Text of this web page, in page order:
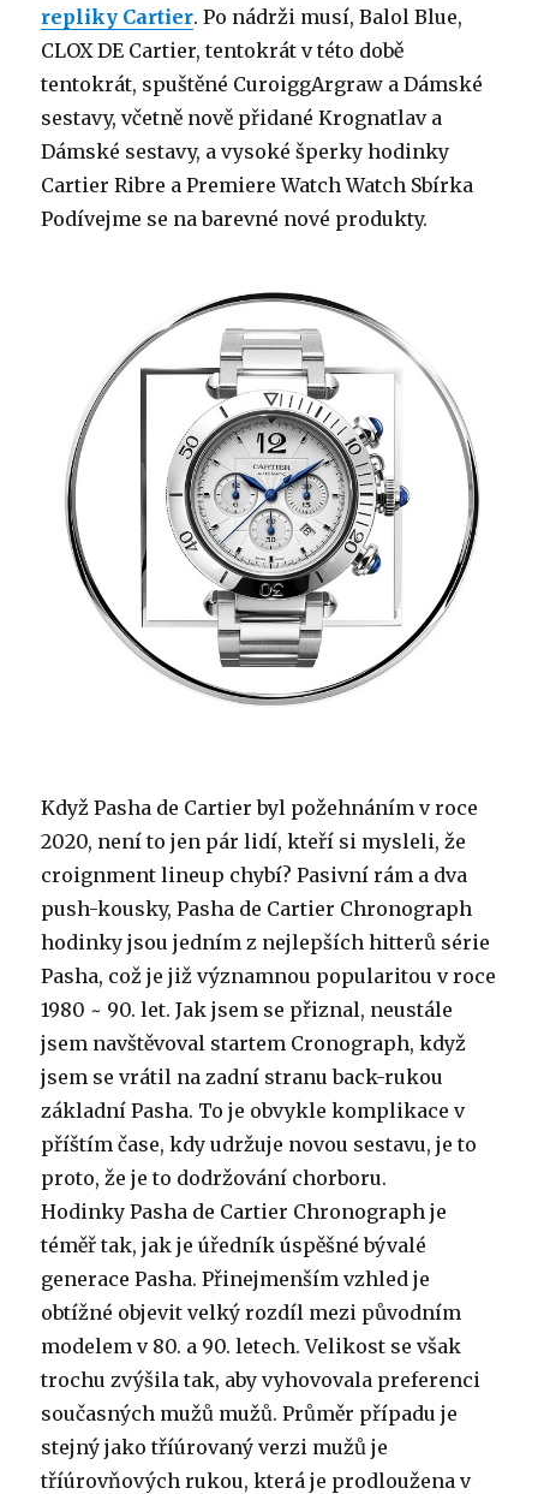
repliky Cartier. Po nádrži musí, Balol Blue,
CLOX DE Cartier, tentokrát v této době
tentokrát, spuštěné CuroiggArgraw a Dámské
sestavy, včetně nově přidané Krognatlav a
Dámské sestavy, a vysoké šperky hodinky
Cartier Ribre a Premiere Watch Watch Sbírka
Podívejme se na barevné nové produkty.
Když Pasha de Cartier byl požehnáním v roce
2020, není to jen pár lidí, kteří si mysleli, že
croignment lineup chybí? Pasivní rám a dva
push-kousky, Pasha de Cartier Chronograph
hodinky jsou jedním z nejlepších hitterů série
Pasha, což je již významnou popularitou v roce
1980 ~ 90. let. Jak jsem se přiznal, neustále
jsem navštěvoval startem Cronograph, když
jsem se vrátil na zadní stranu back-rukou
základní Pasha. To je obvykle komplikace v
příštím čase, kdy udržuje novou sestavu, je to
proto, že je to dodržování chorboru.
Hodinky Pasha de Cartier Chronograph je
téměř tak, jak je úředník úspěšné bývalé
generace Pasha. Přinejmenším vzhled je
obtížné objevit velký rozdíl mezi původním
modelem v 80. a 90. letech. Velikost se však
trochu zvýšila tak, aby vyhovovala preferenci
současných mužů mužů. Průměr případu je
stejný jako tříúrovaný verzi mužů je
tříúrovňových rukou, která je prodloužena v